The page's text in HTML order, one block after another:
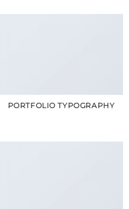
PORTFOLIO TYPOGRAPHY